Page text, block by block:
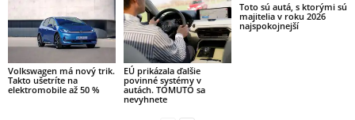
Volkswagen má nový trik.
Takto ušetríte na
elektromobile až 50 %
EÚ prikázala ďalšie
povinné systémy v
autách. TOMUTO sa
nevyhnete
Toto sú autá, s ktorými sú
majitelia v roku 2026
najspokojnejší